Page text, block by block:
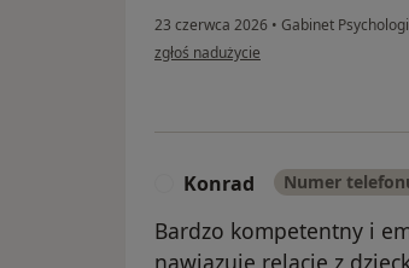
23 czerwca 2026 • Gabinet
w opinii użytkownika EK
zgłoś nadużycie
Konrad Numer
Bardzo kompetentny i
nawiązuje relację z